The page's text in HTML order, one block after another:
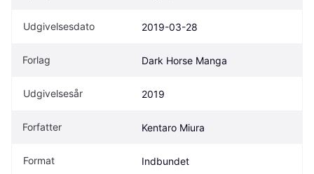
Udgivelsesdato 2019-03-28
Forlag Dark Horse Manga
Udgivelsesår 2019
Forfatter Kentaro Miura
Format Indbundet